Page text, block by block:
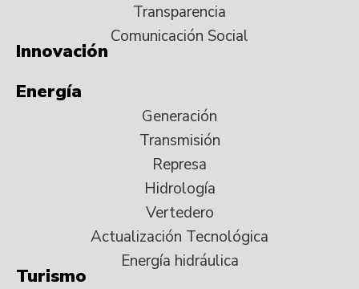
Transparencia
Comunicación Social
Innovación
Energía
Generación
Transmisión
Represa
Hidrología
Vertedero
Actualización Tecnológica
Energía hidráulica
Turismo